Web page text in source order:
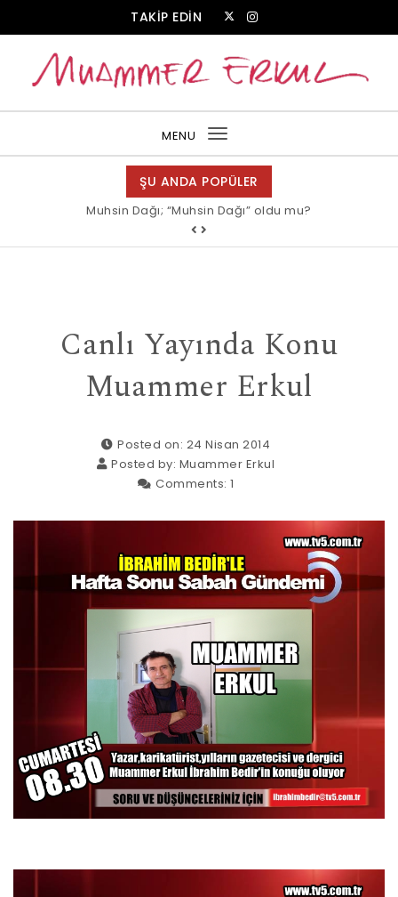
TAKİP EDİN
MENU
Toggle
navigation
ŞU ANDA POPÜLER
Muhsin Dağı; “Muhsin Dağı” oldu mu?
Allah bir, dese sözüne inanır mısın?
Canlı Yayında Konu
Muammer Erkul
Posted on: 24 Nisan 2014
Posted by: Muammer Erkul
Comments: 1